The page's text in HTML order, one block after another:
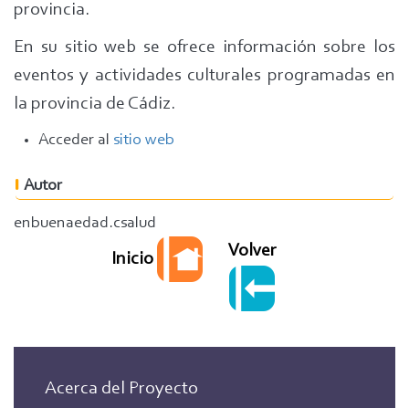
provincia.
En su sitio web se ofrece información sobre los
eventos y actividades culturales programadas en
la provincia de Cádiz.
Acceder al sitio web
Autor
enbuenaedad.csalud
Inicio Volver
Acerca del Proyecto